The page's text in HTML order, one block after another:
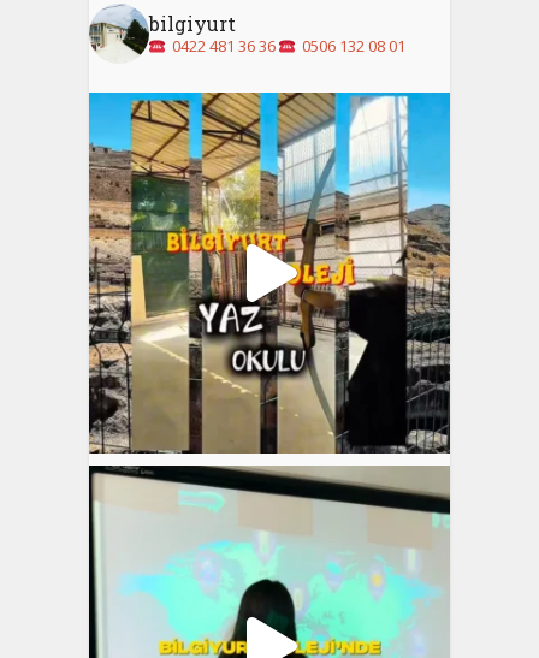
bilgiyurt
0422 481 36 36 0506 132 08 01